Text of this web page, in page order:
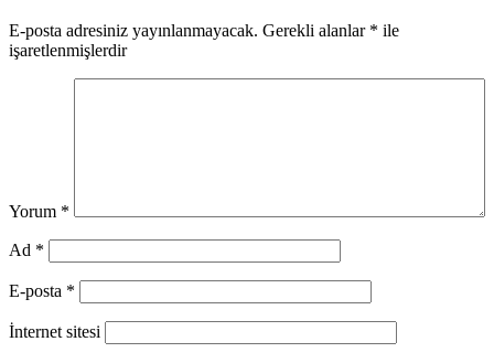
E-posta adresiniz yayınlanmayacak. Gerekli alanlar * ile
işaretlenmişlerdir
Yorum *
Ad *
E-posta *
İnternet sitesi